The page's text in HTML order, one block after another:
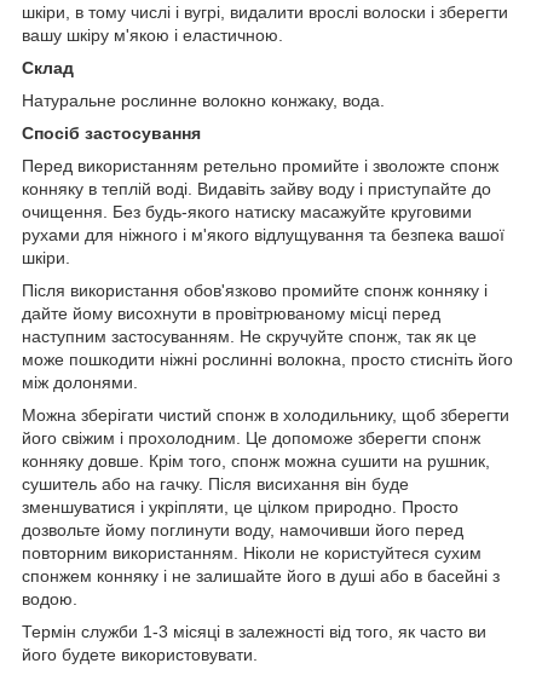
шкіри, в тому числі і вугрі, видалити врослі волоски і зберегти
вашу шкіру м'якою і еластичною.
Склад
Натуральне рослинне волокно конжаку, вода.
Спосіб застосування
Перед використанням ретельно промийте і зволожте спонж
конняку в теплій воді. Видавіть зайву воду і приступайте до
очищення. Без будь-якого натиску масажуйте круговими
рухами для ніжного і м'якого відлущування та безпека вашої
шкіри.
Після використання обов'язково промийте спонж конняку і
дайте йому висохнути в провітрюваному місці перед
наступним застосуванням. Не скручуйте спонж, так як це
може пошкодити ніжні рослинні волокна, просто стисніть його
між долонями.
Можна зберігати чистий спонж в холодильнику, щоб зберегти
його свіжим і прохолодним. Це допоможе зберегти спонж
конняку довше. Крім того, спонж можна сушити на рушник,
сушитель або на гачку. Після висихання він буде
зменшуватися і укріпляти, це цілком природно. Просто
дозвольте йому поглинути воду, намочивши його перед
повторним використанням. Ніколи не користуйтеся сухим
спонжем конняку і не залишайте його в душі або в басейні з
водою.
Термін служби 1-3 місяці в залежності від того, як часто ви
його будете використовувати.